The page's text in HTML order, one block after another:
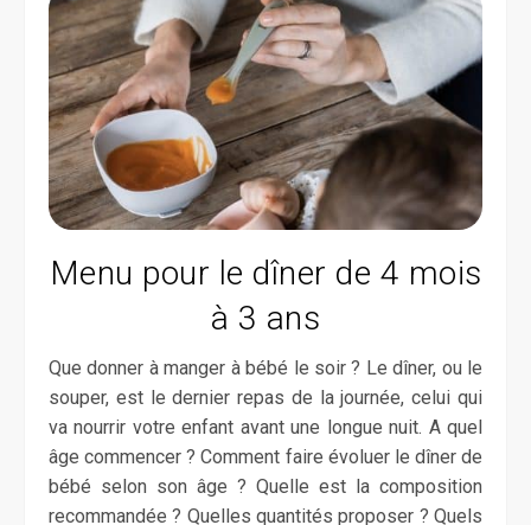
Menu pour le dîner de 4 mois
à 3 ans
Que donner à manger à bébé le soir ? Le dîner, ou le
souper, est le dernier repas de la journée, celui qui
va nourrir votre enfant avant une longue nuit. A quel
âge commencer ? Comment faire évoluer le dîner de
bébé selon son âge ? Quelle est la composition
recommandée ? Quelles quantités proposer ? Quels